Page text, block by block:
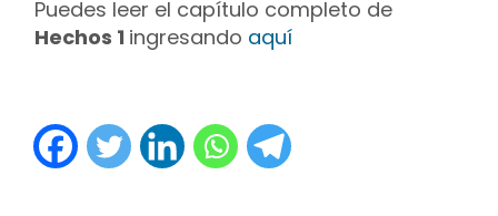
Puedes leer el capítulo completo de
Hechos 1 ingresando aquí